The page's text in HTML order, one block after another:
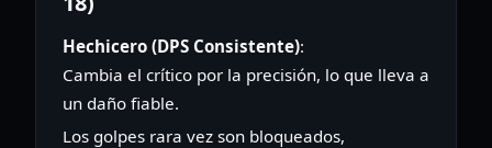
Hechicero (DPS Consistente):
Cambia el crítico por la precisión, lo que lleva a
un daño fiable.
Los golpes rara vez son bloqueados,